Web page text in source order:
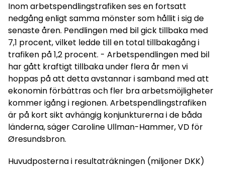
Inom arbetspendlingstrafiken ses en fortsatt
nedgång enligt samma mönster som hållit i sig de
senaste åren. Pendlingen med bil gick tillbaka med
7,1 procent, vilket ledde till en total tillbakagång i
trafiken på 1,2 procent. - Arbetspendlingen med bil
har gått kraftigt tillbaka under flera år men vi
hoppas på att detta avstannar i samband med att
ekonomin förbättras och fler bra arbetsmöjligheter
kommer igång i regionen. Arbetspendlingstrafiken
är på kort sikt avhängig konjunkturerna i de båda
länderna, säger Caroline Ullman-Hammer, VD för
Øresundsbron.
Huvudposterna i resultaträkningen (miljoner DKK)